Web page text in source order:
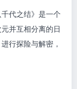
代之结》是一个
并互相分离的日
行探险与解密，